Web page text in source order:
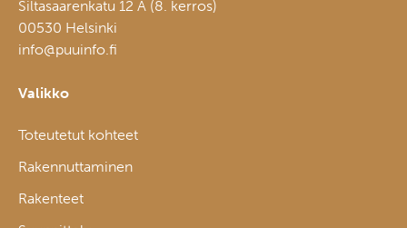
Siltasaarenkatu 12 A (8. kerros)
00530 Helsinki
info@puuinfo.fi
Valikko
Toteutetut kohteet
Rakennuttaminen
Rakenteet